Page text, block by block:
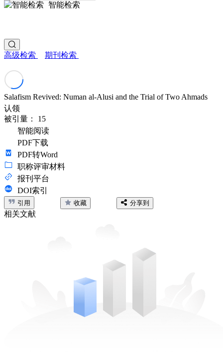
智能检索
高级检索 期刊检索
Salafism Revived: Numan al-Alusi and the Trial of Two Ahmads
认领
被引量： 15
智能阅读
PDF下载
PDF转Word
职称评审材料
报刊平台
DOI索引
引用 收藏 分享到
相关文献